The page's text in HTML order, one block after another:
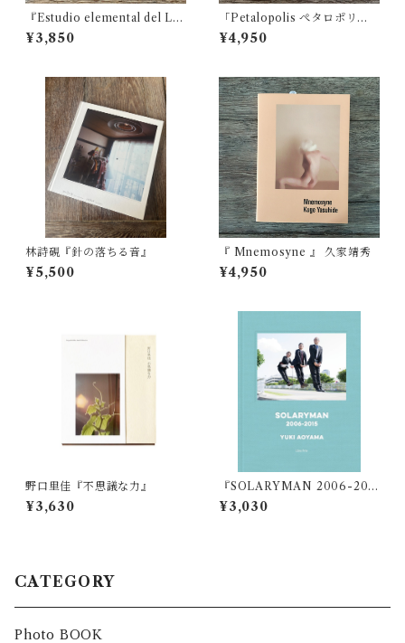
『Estudio elemental del Le
vante』リカルド・カセス
¥3,850
「Petalopolis ぺタロポリ
ス」新納 翔
¥4,950
林詩硯『針の落ちる音』
¥5,500
『 Mnemosyne 』 久家靖秀
¥4,950
野口里佳『不思議な力』
¥3,630
『SOLARYMAN 2006-201
5』青山裕企
¥3,030
CATEGORY
Photo BOOK